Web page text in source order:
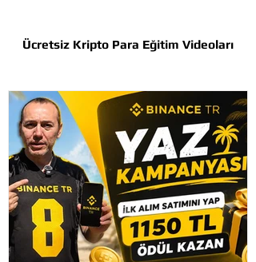
Ücretsiz Kripto Para Eğitim Videoları